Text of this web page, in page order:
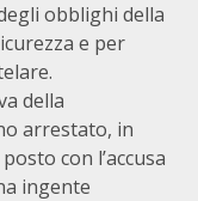
obblighi della
e per
della
arrestato, in
con l’accusa
ingente